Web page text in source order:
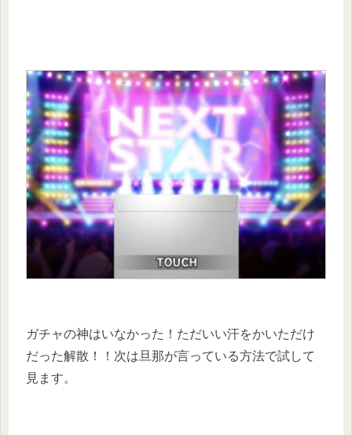
ガチャの神はいなかった！ただいい汗をかいただけ
だった解散！！次は旦那が言っている方法で試して
見ます。